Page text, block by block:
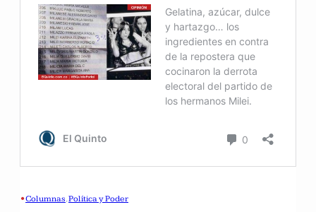
•Columnas, Política y Poder